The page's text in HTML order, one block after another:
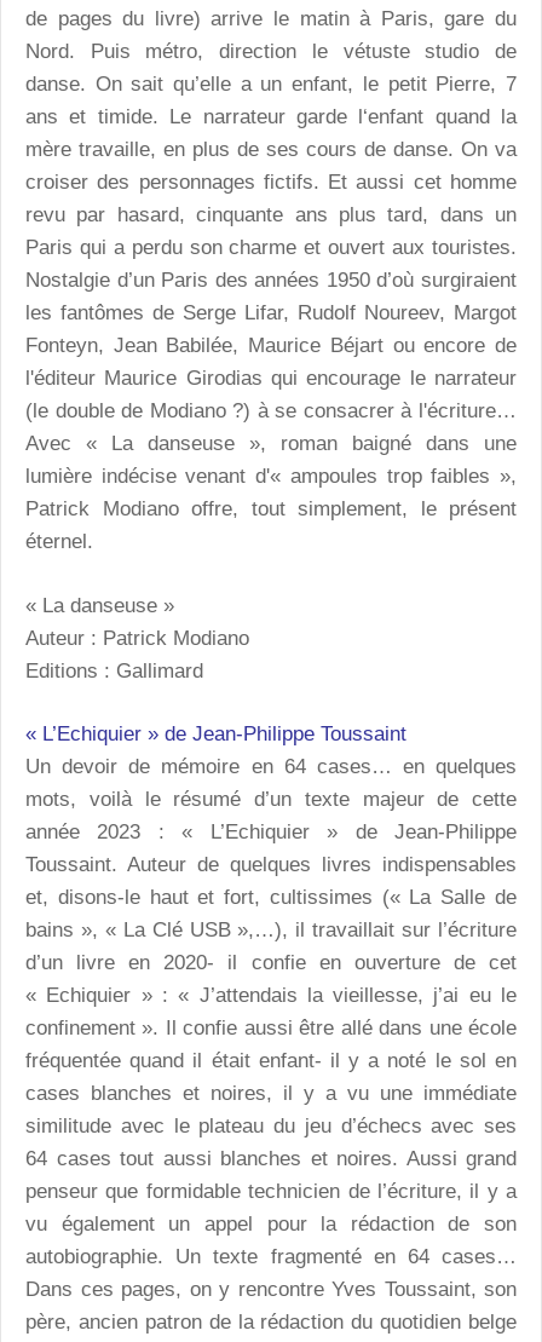
de pages du livre) arrive le matin à Paris, gare du
Nord. Puis métro, direction le vétuste studio de
danse. On sait qu’elle a un enfant, le petit Pierre, 7
ans et timide. Le narrateur garde l‘enfant quand la
mère travaille, en plus de ses cours de danse. On va
croiser des personnages fictifs. Et aussi cet homme
revu par hasard, cinquante ans plus tard, dans un
Paris qui a perdu son charme et ouvert aux touristes.
Nostalgie d’un Paris des années 1950 d’où surgiraient
les fantômes de Serge Lifar, Rudolf Noureev, Margot
Fonteyn, Jean Babilée, Maurice Béjart ou encore de
l'éditeur Maurice Girodias qui encourage le narrateur
(le double de Modiano ?) à se consacrer à l'écriture…
Avec « La danseuse », roman baigné dans une
lumière indécise venant d'« ampoules trop faibles »,
Patrick Modiano offre, tout simplement, le présent
éternel.
« La danseuse »
Auteur : Patrick Modiano
Editions : Gallimard
« L’Echiquier » de Jean-Philippe Toussaint
Un devoir de mémoire en 64 cases… en quelques
mots, voilà le résumé d’un texte majeur de cette
année 2023 : « L’Echiquier » de Jean-Philippe
Toussaint. Auteur de quelques livres indispensables
et, disons-le haut et fort, cultissimes (« La Salle de
bains », « La Clé USB »,…), il travaillait sur l’écriture
d’un livre en 2020- il confie en ouverture de cet
« Echiquier » : « J’attendais la vieillesse, j’ai eu le
confinement ». Il confie aussi être allé dans une école
fréquentée quand il était enfant- il y a noté le sol en
cases blanches et noires, il y a vu une immédiate
similitude avec le plateau du jeu d’échecs avec ses
64 cases tout aussi blanches et noires. Aussi grand
penseur que formidable technicien de l’écriture, il y a
vu également un appel pour la rédaction de son
autobiographie. Un texte fragmenté en 64 cases…
Dans ces pages, on y rencontre Yves Toussaint, son
père, ancien patron de la rédaction du quotidien belge